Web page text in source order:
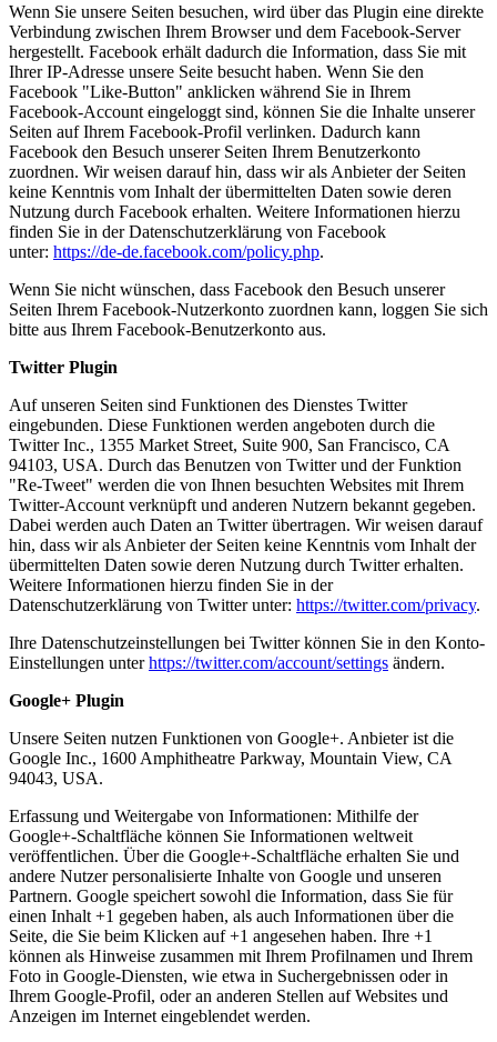
Wenn Sie unsere Seiten besuchen, wird über das Plugin eine direkte
Verbindung zwischen Ihrem Browser und dem Facebook-Server
hergestellt. Facebook erhält dadurch die Information, dass Sie mit
Ihrer IP-Adresse unsere Seite besucht haben. Wenn Sie den
Facebook "Like-Button" anklicken während Sie in Ihrem
Facebook-Account eingeloggt sind, können Sie die Inhalte unserer
Seiten auf Ihrem Facebook-Profil verlinken. Dadurch kann
Facebook den Besuch unserer Seiten Ihrem Benutzerkonto
zuordnen. Wir weisen darauf hin, dass wir als Anbieter der Seiten
keine Kenntnis vom Inhalt der übermittelten Daten sowie deren
Nutzung durch Facebook erhalten. Weitere Informationen hierzu
finden Sie in der Datenschutzerklärung von Facebook
unter: https://de-de.facebook.com/policy.php.
Wenn Sie nicht wünschen, dass Facebook den Besuch unserer
Seiten Ihrem Facebook-Nutzerkonto zuordnen kann, loggen Sie sich
bitte aus Ihrem Facebook-Benutzerkonto aus.
Twitter Plugin
Auf unseren Seiten sind Funktionen des Dienstes Twitter
eingebunden. Diese Funktionen werden angeboten durch die
Twitter Inc., 1355 Market Street, Suite 900, San Francisco, CA
94103, USA. Durch das Benutzen von Twitter und der Funktion
"Re-Tweet" werden die von Ihnen besuchten Websites mit Ihrem
Twitter-Account verknüpft und anderen Nutzern bekannt gegeben.
Dabei werden auch Daten an Twitter übertragen. Wir weisen darauf
hin, dass wir als Anbieter der Seiten keine Kenntnis vom Inhalt der
übermittelten Daten sowie deren Nutzung durch Twitter erhalten.
Weitere Informationen hierzu finden Sie in der
Datenschutzerklärung von Twitter unter: https://twitter.com/privacy.
Ihre Datenschutzeinstellungen bei Twitter können Sie in den Konto-
Einstellungen unterhttps://twitter.com/account/settings ändern.
Google+ Plugin
Unsere Seiten nutzen Funktionen von Google+. Anbieter ist die
Google Inc., 1600 Amphitheatre Parkway, Mountain View, CA
94043, USA.
Erfassung und Weitergabe von Informationen: Mithilfe der
Google+-Schaltfläche können Sie Informationen weltweit
veröffentlichen. Über die Google+-Schaltfläche erhalten Sie und
andere Nutzer personalisierte Inhalte von Google und unseren
Partnern. Google speichert sowohl die Information, dass Sie für
einen Inhalt +1 gegeben haben, als auch Informationen über die
Seite, die Sie beim Klicken auf +1 angesehen haben. Ihre +1
können als Hinweise zusammen mit Ihrem Profilnamen und Ihrem
Foto in Google-Diensten, wie etwa in Suchergebnissen oder in
Ihrem Google-Profil, oder an anderen Stellen auf Websites und
Anzeigen im Internet eingeblendet werden.